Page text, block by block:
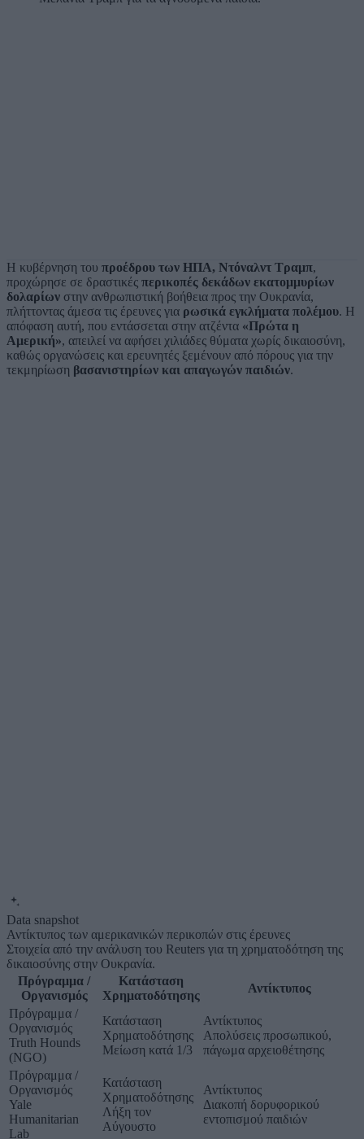
Η κυβέρνηση του προέδρου των ΗΠΑ, Ντόναλντ Τραμπ,
προχώρησε σε δραστικές περικοπές δεκάδων εκατομμυρίων
δολαρίων στην ανθρωπιστική βοήθεια προς την Ουκρανία,
πλήττοντας άμεσα τις έρευνες για ρωσικά εγκλήματα πολέμου. Η
απόφαση αυτή, που εντάσσεται στην ατζέντα «Πρώτα η
Αμερική», απειλεί να αφήσει χιλιάδες θύματα χωρίς δικαιοσύνη,
καθώς οργανώσεις και ερευνητές ξεμένουν από πόρους για την
τεκμηρίωση βασανιστηρίων και απαγωγών παιδιών.
Data snapshot
Αντίκτυπος των αμερικανικών περικοπών στις έρευνες
Στοιχεία από την ανάλυση του Reuters για τη χρηματοδότηση της
δικαιοσύνης στην Ουκρανία.
Πρόγραμμα /
Οργανισμός
Κατάσταση
Χρηματοδότησης
Αντίκτυπος
Πρόγραμμα /
Οργανισμός
Truth Hounds
(NGO)
Κατάσταση
Χρηματοδότησης
Μείωση κατά 1/3
Αντίκτυπος
Απολύσεις προσωπικού,
πάγωμα αρχειοθέτησης
Πρόγραμμα /
Οργανισμός
Yale
Humanitarian
Lab
Κατάσταση
Χρηματοδότησης
Λήξη τον
Αύγουστο
Αντίκτυπος
Διακοπή δορυφορικού
εντοπισμού παιδιών